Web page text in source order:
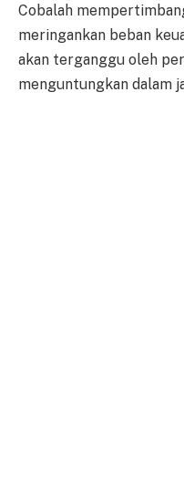
Cobalah
meringankan beban
akan terganggu oleh
menguntungkan dalam